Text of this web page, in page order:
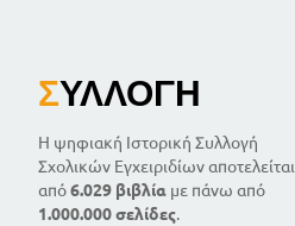
ΣΥΛΛΟΓΉ
Η ψηφιακή Ιστορική Συλλογή
Σχολικών Εγχειριδίων αποτελείται
από6.029 βιβλία με πάνω από
1.000.000 σελίδες.